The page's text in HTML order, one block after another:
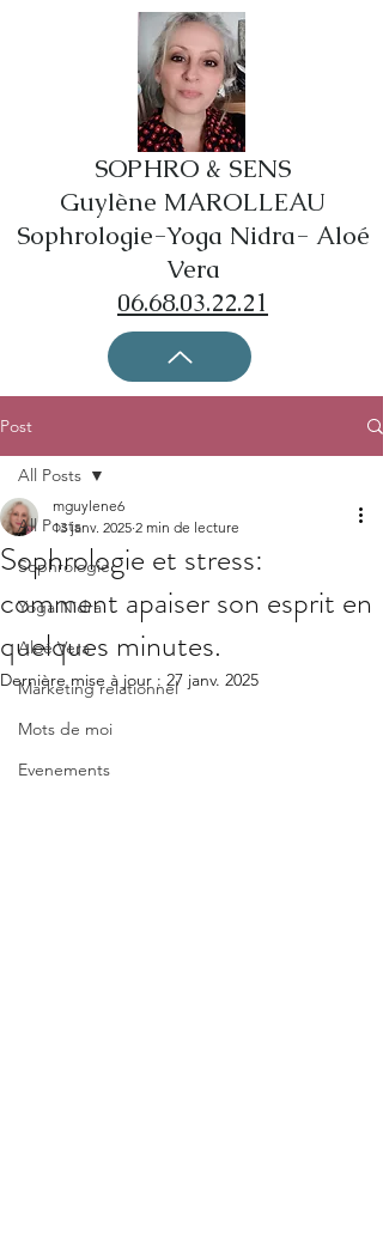
SOPHRO & SENS
Guylène MAROLLEAU
Sophrologie-Yoga Nidra- Aloé
Vera
06.68.03.22.21
Post
All Posts
Sophrologie
Yoga Nidra
Aloé Vera
Marketing relationnel
Mots de moi
Evenements
All Posts
Sophrologie et stress:
comment apaiser son esprit en
quelques minutes.
mguylene6
13 janv. 2025 2 min de lecture
Dernière mise à jour : 27 janv. 2025